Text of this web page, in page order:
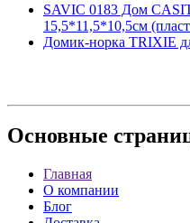
SAVIC 0183 Дом
15,5*11,5*10,5см
Домик-норка TRIXIE
Основные
Главная
О компании
Блог